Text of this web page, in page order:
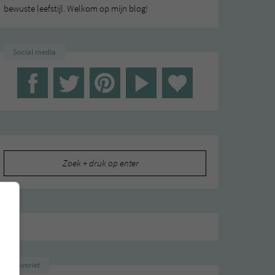
bewuste leefstijl. Welkom op mijn blog!
Social media
Favoriet